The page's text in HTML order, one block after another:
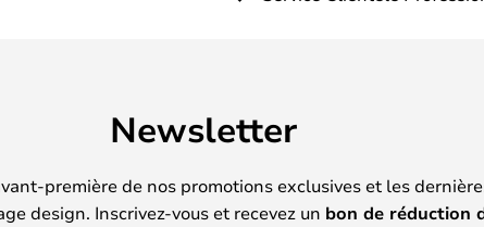
Newsletter
première de nos promotions exclusives et les
design. Inscrivez-vous et recevez un bon de réduction